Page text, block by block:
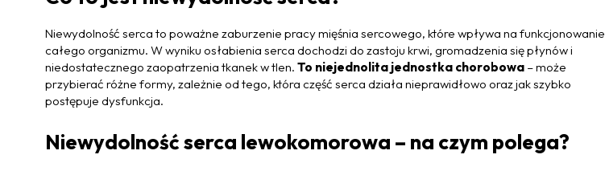
Niewydolność serca to poważne zaburzenie pracy mięśnia sercowego, które wpływa na funkcjonowanie
całego organizmu. W wyniku osłabienia serca dochodzi do zastoju krwi, gromadzenia się płynów i
niedostatecznego zaopatrzenia tkanek w tlen. To niejednolita jednostka chorobowa– może
przybierać różne formy, zależnie od tego, która część serca działa nieprawidłowo oraz jak szybko
postępuje dysfunkcja.
Niewydolność serca lewokomorowa – na czym polega?